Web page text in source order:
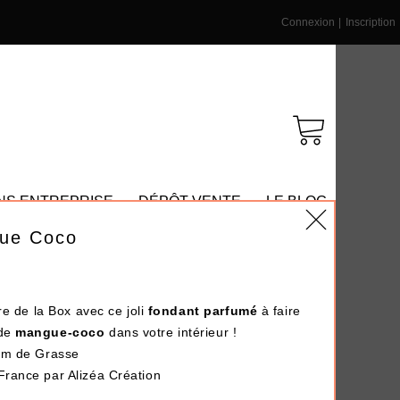
Connexion Inscription
ENTREPRISE DÉPÔT-VENTE LE BLOG
Coco
de la Box avec ce joli fondant parfumé à faire
mangue-coco dans votre intérieur !
de Grasse
par Alizéa Création